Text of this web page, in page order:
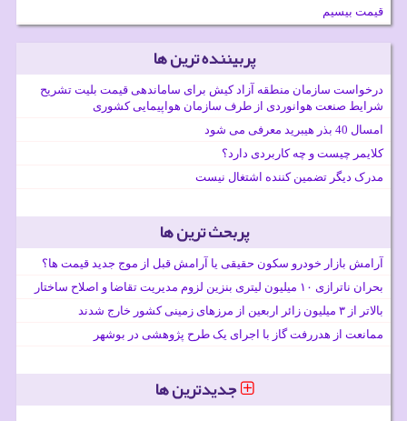
قیمت بیسیم
پربیننده ترین ها
درخواست سازمان منطقه آزاد کیش برای ساماندهی قیمت بلیت تشریح
شرایط صنعت هوانوردی از طرف سازمان هواپیمایی کشوری
امسال 40 بذر هیبرید معرفی می شود
کلایمر چیست و چه کاربردی دارد؟
مدرک دیگر تضمین کننده اشتغال نیست
پربحث ترین ها
آرامش بازار خودرو سکون حقیقی یا آرامش قبل از موج جدید قیمت ها؟
بحران ناترازی ۱۰ میلیون لیتری بنزین لزوم مدیریت تقاضا و اصلاح ساختار
بالاتر از ۳ میلیون زائر اربعین از مرزهای زمینی کشور خارج شدند
ممانعت از هدررفت گاز با اجرای یک طرح پژوهشی در بوشهر
جدیدترین ها